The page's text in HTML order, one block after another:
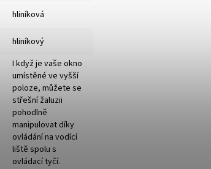
hliníková
hliníkový
I když je vaše okno
umístěné ve vyšší
poloze, můžete se
střešní žaluzii
pohodlně
manipulovat díky
ovládání na vodící
liště spolu s
ovládací tyčí.